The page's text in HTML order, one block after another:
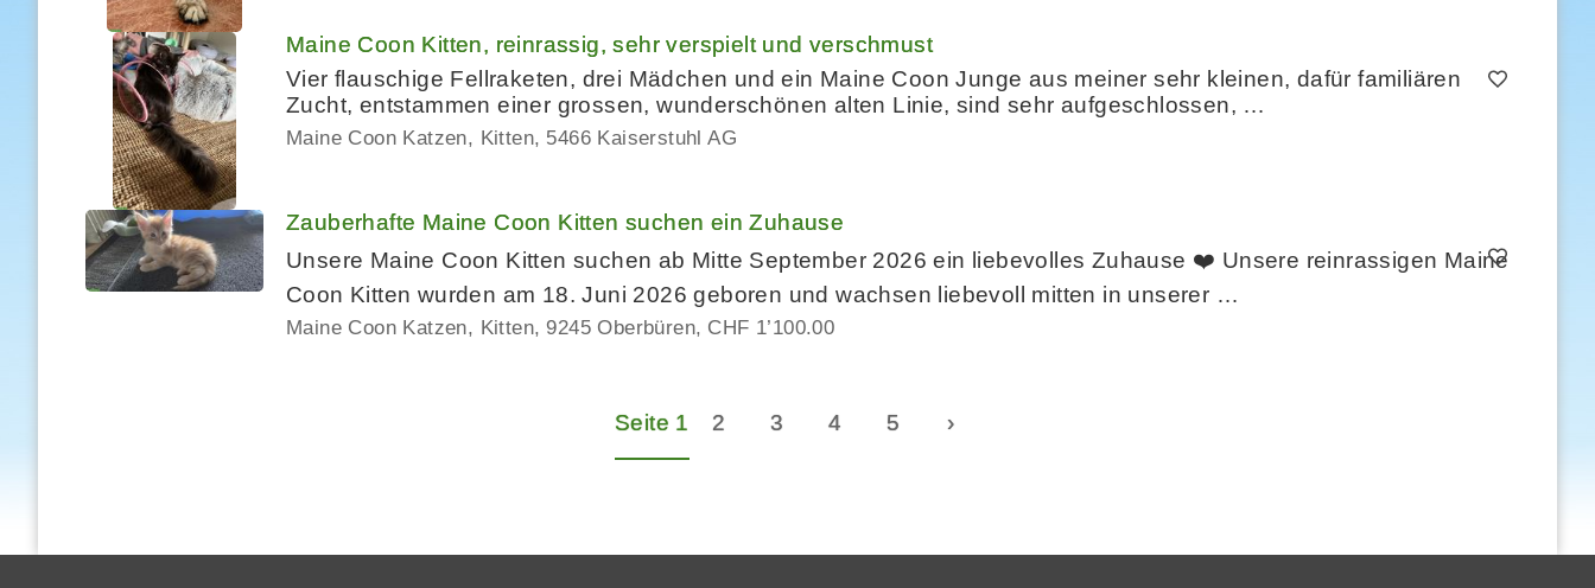
Maine Coon Kitten, reinrassig, sehr verspielt und verschmust
Vier flauschige Fellraketen, drei Mädchen und ein Maine Coon Junge aus meiner sehr kleinen, dafür familiären
Zucht, entstammen einer grossen, wunderschönen alten Linie, sind sehr aufgeschlossen, …
Maine Coon Katzen, Kitten 5466 Kaiserstuhl AG
Zauberhafte Maine Coon Kitten suchen ein Zuhause
Unsere Maine Coon Kitten suchen ab Mitte September 2026 ein liebevolles Zuhause ❤️ Unsere reinrassigen Maine
Coon Kitten wurden am 18. Juni 2026 geboren und wachsen liebevoll mitten in unserer …
Maine Coon Katzen, Kitten 9245 Oberbüren CHF 1’100.00
Seite 1 2 3 4 5 ›